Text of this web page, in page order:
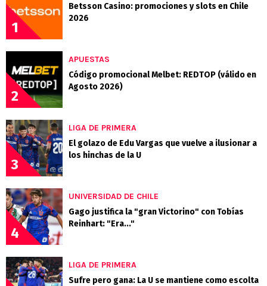
1
Betsson Casino: promociones y slots en Chile
2026
2
APUESTAS
Código promocional Melbet: REDTOP (válido en
Agosto 2026)
3
LIGA DE PRIMERA
El golazo de Edu Vargas que vuelve a ilusionar a
los hinchas de la U
4
UNIVERSIDAD DE CHILE
Gago justifica la "gran Victorino" con Tobías
Reinhart: "Era..."
LIGA DE PRIMERA
Sufre pero gana: La U se mantiene como escolta